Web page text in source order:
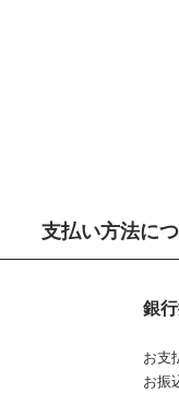
支払い方法に
銀
お支
お振